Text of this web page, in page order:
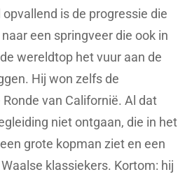
is de progressie die
een springveer die ook in
wereldtop het vuur aan de
Hij won zelfs de
van Californië. Al dat
niet ontgaan, die in het
grote kopman ziet en een
klassiekers. Kortom: hij